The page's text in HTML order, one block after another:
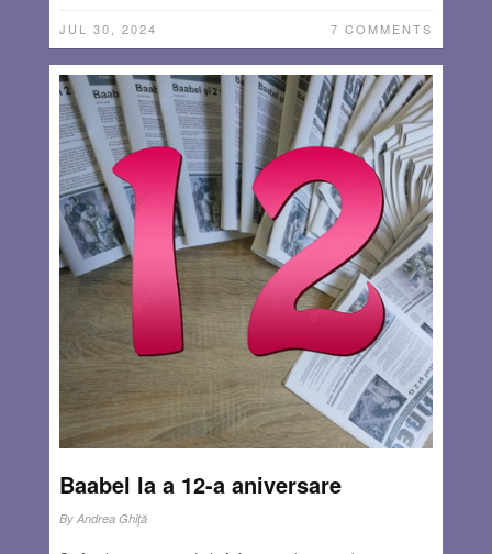
JUL 30, 2024 7 COMMENTS
Baabel la a 12-a aniversare
By Andrea Ghiţă